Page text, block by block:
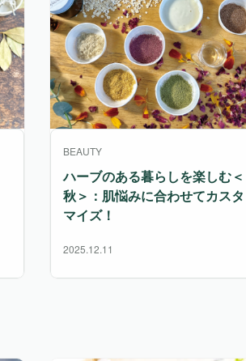
BEAUTY
ハーブのある暮らしを楽しむ＜
秋＞：肌悩みに合わせてカスタ
マイズ！
2025.12.11